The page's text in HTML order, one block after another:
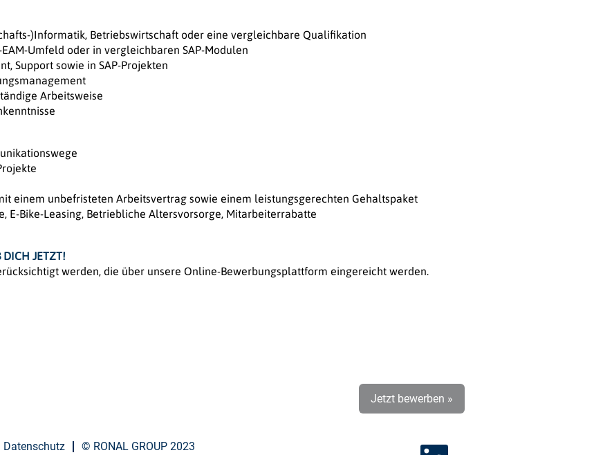
)Informatik, Betriebswirtschaft oder eine vergleichbare Qualifikation
Umfeld oder in vergleichbaren SAP-Modulen
Support sowie in SAP-Projekten
Arbeitsweise
einem unbefristeten Arbeitsvertrag sowie einem leistungsgerechten Gehaltspaket
E-Bike-Leasing, Betriebliche Altersvorsorge, Mitarbeiterrabatte
DICH JETZT!
werden, die über unsere Online-Bewerbungsplattform eingereicht werden.
Jetzt bewerben »
Datenschutz © RONAL GROUP 2023
W